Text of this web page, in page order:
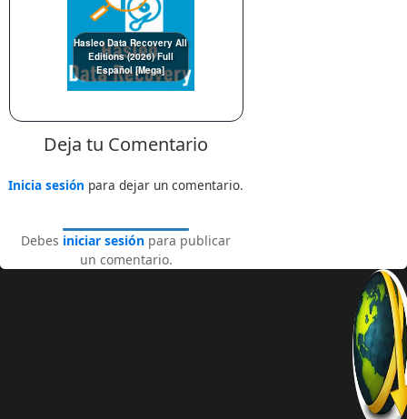
Hasleo Data Recovery All
Editions (2026) Full
Español [Mega]
Deja tu Comentario
Inicia sesión para dejar un comentario.
Debes iniciar sesión para publicar
un comentario.